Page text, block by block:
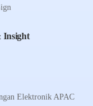
Insight
Elektronik APAC